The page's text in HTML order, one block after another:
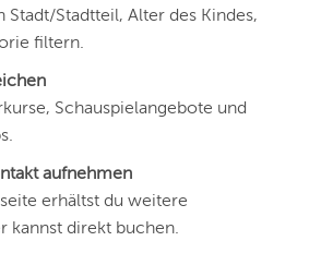
Stadt/Stadtteil, Alter des Kindes,
filtern.
Schauspielangebote und
aufnehmen
erhältst du weitere
kannst direkt buchen.